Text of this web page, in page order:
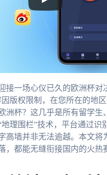
接一场心仪已久的欧洲杯
版权限制，在您所在的地
洲杯？这几乎是所有留学
理围栏”技术，平台通过识
高墙并非无法逾越。本文
都能无缝衔接国内的火热